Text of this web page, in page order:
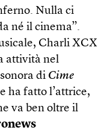
Nulla ci
né il cinema”.
Charli XCX
attività nel
di Cime
ha fatto l’attrice,
va ben oltre il